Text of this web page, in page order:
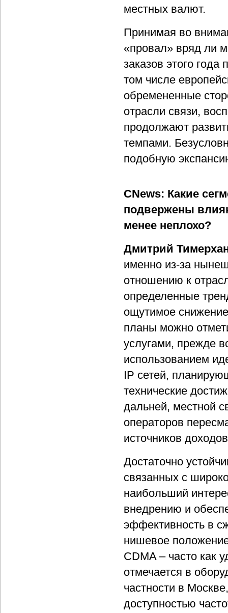
местных валют.
Принимая во
«провал» вряд ли
заказов этого
том числе
обремененные
отрасли связи,
продолжают
темпами.
подобную
CNews: Какие
подвержены
менее неплохо?
Дмитрий
именно из-за
отношению к
определенные
ощутимое
планы можно
услугами, прежде
использованием
IP сетей,
технические
дальней, местной
операторов
источников
Достаточно
связанных с
наибольший
внедрению и
эффективность в
нишевое
CDMA – часто как
отмечается в
частности в
доступностью